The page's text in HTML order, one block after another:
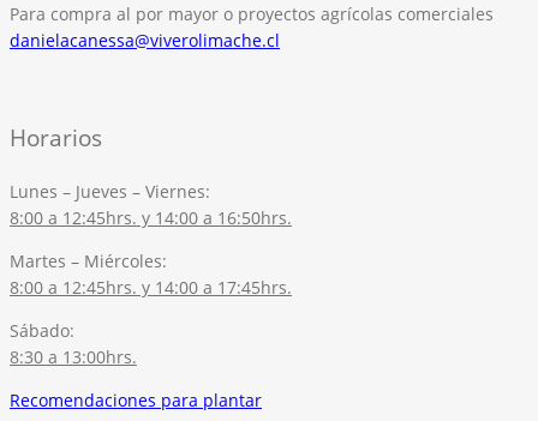
Para compra al por mayor o proyectos agrícolas comerciales
danielacanessa@viverolimache.cl
Horarios
Lunes – Jueves – Viernes:
8:00 a 12:45hrs. y 14:00 a 16:50hrs.
Martes – Miércoles:
8:00 a 12:45hrs. y 14:00 a 17:45hrs.
Sábado:
8:30 a 13:00hrs.
Recomendaciones para plantar